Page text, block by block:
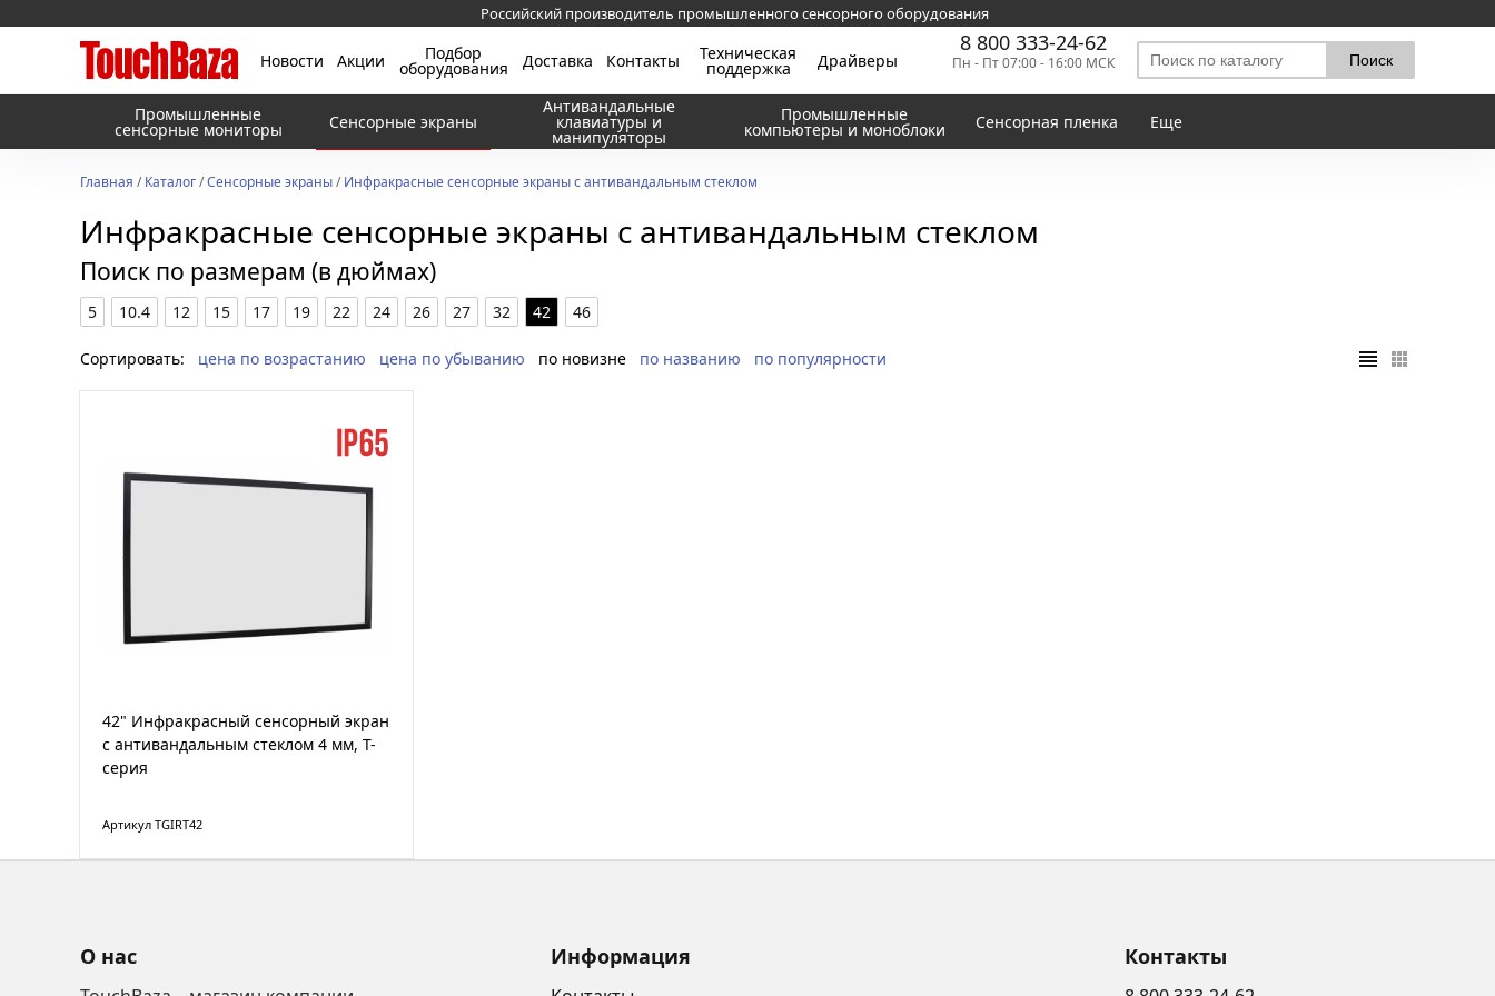
Российский производитель промышленного сенсорного оборудования
Новости Акции Подбор
оборудования Доставка Контакты Техническая
поддержка Драйверы
8 800 333-24-62
Пн - Пт 07:00 - 16:00 МСК
Промышленные
сенсорные мониторы Сенсорные экраны
Антивандальные
клавиатуры и
манипуляторы
Промышленные
компьютеры и моноблоки Сенсорная пленка Еще
Главная /Каталог/Сенсорные экраны/Инфракрасные сенсорные экраны с антивандальным стеклом
Инфракрасные сенсорные экраны с антивандальным стеклом
Поиск по размерам (в дюймах)
5 10.4 12 15 17 19 22 24 26 27 32 42 46
Сортировать: цена по возрастанию цена по убыванию по новизне по названию по популярности
42" Инфракрасный сенсорный экран
с антивандальным стеклом 4 мм, T-
серия
Артикул TGIRT42
О нас Информация Контакты